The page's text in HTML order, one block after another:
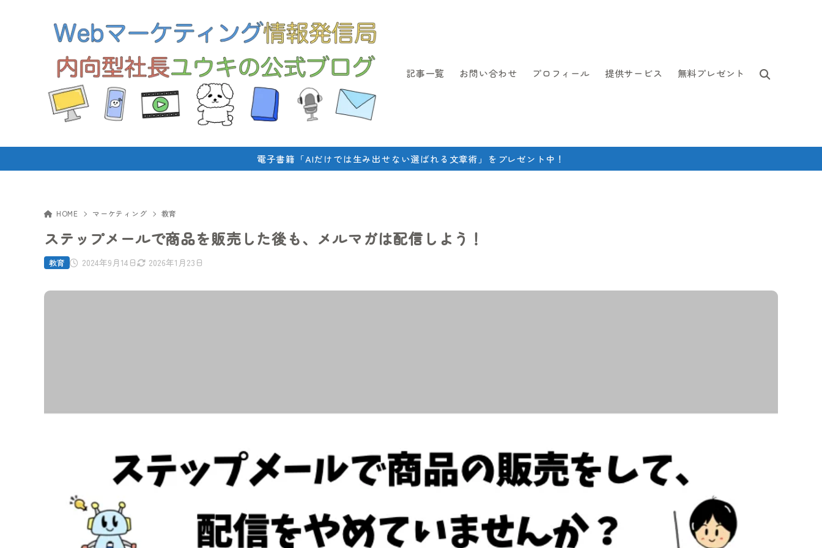
記事一覧 お問い合わせ プロフィール 提供サービス 無料プレゼント
電子書籍「AIだけでは生み出せない選ばれる文章術」をプレゼント中！
HOME マーケティング 教育
ステップメールで商品を販売した後も、メルマガは配信しよう！
2024年9月14日 2026年1月23日
教育